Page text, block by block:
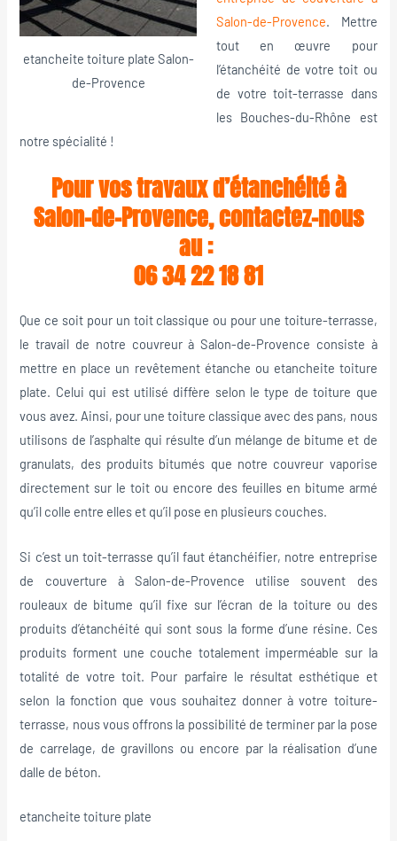
etancheite toiture plate Salon-
de-Provence
Salon-de-Provence. Mettre
tout en œuvre pour
l’étanchéité de votre toit ou
de votre toit-terrasse dans
les Bouches-du-Rhône est
notre spécialité !
Pour vos travaux d’étanchéité à
Salon-de-Provence, contactez-nous
au :
06 34 22 18 81
Que ce soit pour un toit classique ou pour une toiture-terrasse,
le travail de notre couvreur à Salon-de-Provence consiste à
mettre en place un revêtement étanche ou etancheite toiture
plate. Celui qui est utilisé diffère selon le type de toiture que
vous avez. Ainsi, pour une toiture classique avec des pans, nous
utilisons de l’asphalte qui résulte d’un mélange de bitume et de
granulats, des produits bitumés que notre couvreur vaporise
directement sur le toit ou encore des feuilles en bitume armé
qu’il colle entre elles et qu’il pose en plusieurs couches.
Si c’est un toit-terrasse qu’il faut étanchéifier, notre entreprise
de couverture à Salon-de-Provence utilise souvent des
rouleaux de bitume qu’il fixe sur l’écran de la toiture ou des
produits d’étanchéité qui sont sous la forme d’une résine. Ces
produits forment une couche totalement imperméable sur la
totalité de votre toit. Pour parfaire le résultat esthétique et
selon la fonction que vous souhaitez donner à votre toiture-
terrasse, nous vous offrons la possibilité de terminer par la pose
de carrelage, de gravillons ou encore par la réalisation d’une
dalle de béton.
etancheite toiture plate